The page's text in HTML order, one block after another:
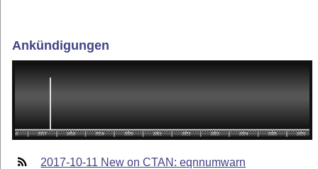
Ankündigungen
2017-10-11 New on CTAN: eqnnumwarn